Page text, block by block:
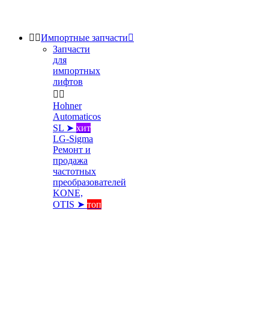
 Импортные запчасти
Запчасти
для
импортных
лифтов
 
Hohner
Automaticos
SL ➤ хит
LG-Sigma
Ремонт и
продажа
частотных
преобразователей
KONE,
OTIS ➤ топ